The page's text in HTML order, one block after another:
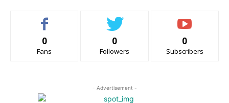
0
Fans
0
Followers
0
Subscribers
- Advertisement -